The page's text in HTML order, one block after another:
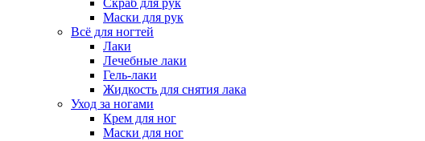
Маски для рук
Всё для ногтей
Лаки
Лечебные лаки
Гель-лаки
Жидкость для снятия лака
Уход за ногами
Крем для ног
Маски для ног